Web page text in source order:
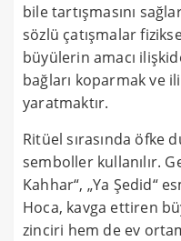
bile tartışmasını
sözlü çatışmalar
büyülerin amacı
bağları koparmak ve
yaratmaktır.
Ritüel sırasında öfke
semboller kullanılır.
Kahhar“, „Ya Şedid“
Hoca, kavga ettiren
zinciri hem de ev